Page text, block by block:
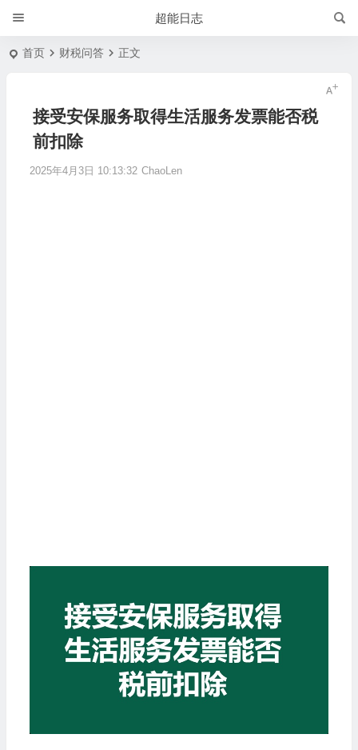
超能日志
首页 财税问答 正文
接受安保服务取得生活服务发票能否税
前扣除
2025年4月3日 10:13:32 ChaoLen